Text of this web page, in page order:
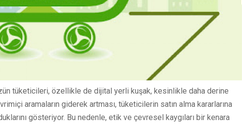
tüketicileri, özellikle de dijital yerli kuşak, kesinlikle daha derine
aramaların giderek artması, tüketicilerin satın alma kararlarına
gösteriyor. Bu nedenle, etik ve çevresel kaygıları bir kenara